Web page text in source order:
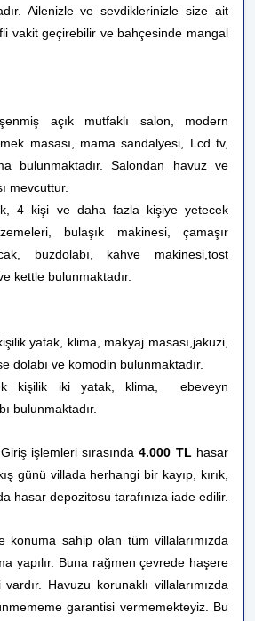
Ailenizle ve sevdiklerinizle size ait
vakit geçirebilir ve bahçesinde mangal
açık mutfaklı salon, modern
masası, mama sandalyesi, Lcd tv,
bulunmaktadır. Salondan havuz ve
mevcuttur.
4 kişi ve daha fazla kişiye yetecek
bulaşık makinesi, çamaşır
buzdolabı, kahve makinesi,tost
kettle bulunmaktadır.
yatak, klima, makyaj masası,jakuzi,
dolabı ve komodin bulunmaktadır.
kişilik iki yatak, klima,
ebeveyn
bulunmaktadır.
Giriş işlemleri sırasında4.000 TL hasar
günü villada herhangi bir kayıp, kırık,
hasar depozitosu tarafınıza iade edilir.
konuma sahip olan tüm villalarımızda
yapılır. Buna rağmen çevrede haşere
Havuzu korunaklı villalarımızda
garantisi vermemekteyiz. Bu